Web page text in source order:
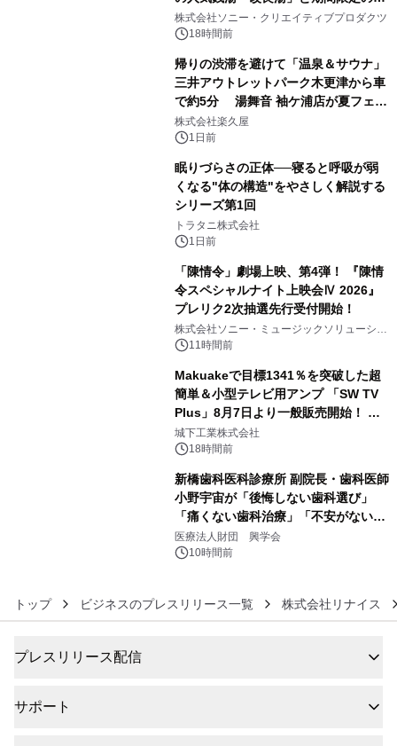
ラボレーション サウナイキタイコラ
ボグッズも発売決定！
株式会社ソニー・クリエイティブプロダクツ
18時間前
帰りの渋滞を避けて「温泉＆サウナ」
三井アウトレットパーク木更津から車
で約5分 湯舞音 袖ケ浦店が夏フェア
メニューを提供
株式会社楽久屋
1日前
眠りづらさの正体──寝ると呼吸が弱
くなる"体の構造"をやさしく解説する
シリーズ第1回
トラタニ株式会社
1日前
「陳情令」劇場上映、第4弾！ 『陳情
令スペシャルナイト上映会Ⅳ 2026』
プレリク2次抽選先行受付開始！
株式会社ソニー・ミュージックソリューショ
ンズ11時間前
Makuakeで目標1341％を突破した超
簡単＆小型テレビ用アンプ 「SW TV
Plus」8月7日より一般販売開始！ ケ
ーブル1本つなぐだけ、テレビの音が
ぐっと豊かに
城下工業株式会社
18時間前
新橋歯科医科診療所 副院長・歯科医師
小野宇宙が「後悔しない歯科選び」
「痛くない歯科治療」「不安がない治
療計画」をテーマに専門監修
医療法人財団 興学会
10時間前
トップ ビジネスのプレスリリース一覧 株式会社リナイス
プレスリリース配信
サポート